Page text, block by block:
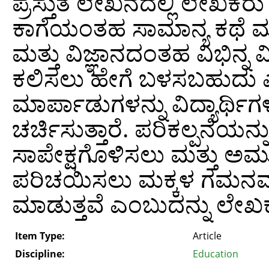
ಕಾಗೆಯಂತಹ ಸಾಮಾನ್ಯ ಕಥೆ
ಮತ್ತು ವಿಜ್ಞಾನದಂತಹ
ಕಲಿಸಲು ಹೇಗೆ ಬಳಸಬಹುದು
ಮಾರ್ಪಾಡುಗಳನ್ನು
ಚರ್ಚಿಸುತ್ತಾರೆ.
ಸಾಪೇಕ್ಷಗೊಳಿಸಲು ಮತ್ತು
ಪರಿಚಯಿಸಲು ಮಕ್ಕಳ
ಮಾಡುತ್ತವೆ ಎಂಬುದನ್ನು
Item Type:
Article
Discipline:
Education